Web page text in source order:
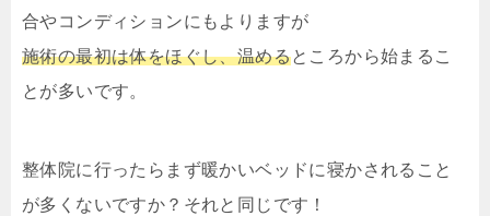
合やコンディションにもよりますが
施術の最初は体をほぐし、温めるところから始まるこ
とが多いです。
整体院に行ったらまず暖かいベッドに寝かされること
が多くないですか？それと同じです！